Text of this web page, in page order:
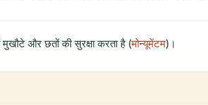
और छतों की सुरक्षा करता है (मोन्यूमेंटम)।